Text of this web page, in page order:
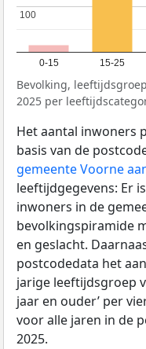
0-15 15-25
100
100
Bevolking,
2025 per
Het aantal inwoners
basis van de
gemeente Voorne
leeftijdgegevens: Er
inwoners in de
bevolkingspiramide
en geslacht.
postcodedata het
jarige leeftijdsgroep
jaar en ouder’ per
voor alle jaren in de
2025.